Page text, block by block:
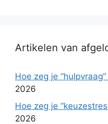
Artikelen van
Hoe zeg je
2026
Hoe zeg je
2026